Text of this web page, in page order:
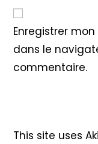
votre
site
(facultatif)
Enregistrer
dans le
commentaire.
This site uses